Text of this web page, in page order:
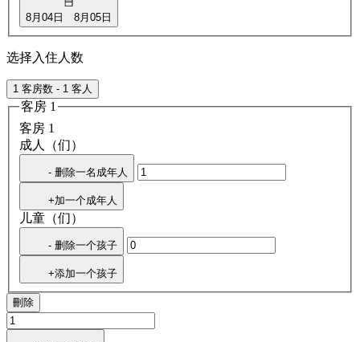
8月04日 8月05日
选择入住人数
1 客房数 - 1 客人
客房 1
客房 1
成人（们）
- 删除一名成年人
+加一个成年人
儿童（们）
- 删除一个孩子
+添加一个孩子
刪除